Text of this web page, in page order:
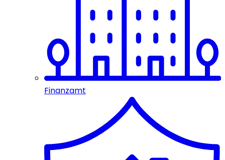
Finanzamt